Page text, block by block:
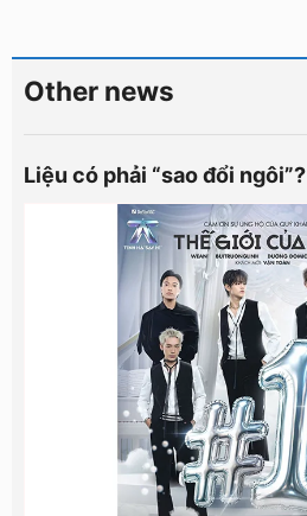
Other news
Liệu có phải “sao đổi ngôi”?